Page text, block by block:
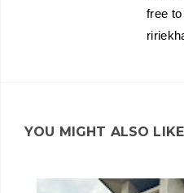
free
YOU MIGHT ALSO LIKE